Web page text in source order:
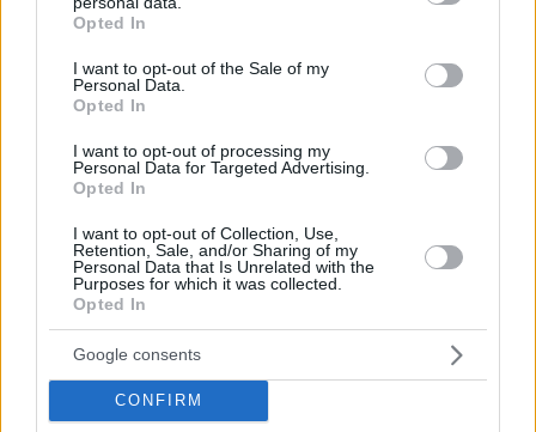
grant or deny consent to Google and its third-party tags to
use your data for below specified purposes in below Google
consent section.
Opted In
I want to opt-out of the Sale of my
Personal Data.
Opted In
I want to opt-out of processing my
Personal Data for Targeted Advertising.
Opted In
I want to opt-out of Collection, Use,
Retention, Sale, and/or Sharing of my
Personal Data that Is Unrelated with the
Purposes for which it was collected.
Opted In
Google consents
CONFIRM
Ενέσεις για αδυνάτισμα: Κάναμε
σε μια γιατρό όλες τις κρίσιμες